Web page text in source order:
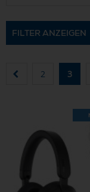
FILTER ANZEIGEN
2 3